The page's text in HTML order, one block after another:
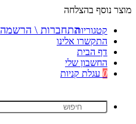
מוצר נוסף בהצלחה
קטגוריות
התקשרו אלינו
דף הבית
החשבון שלי
0 עגלת קניות
התחברות \ הרשמה